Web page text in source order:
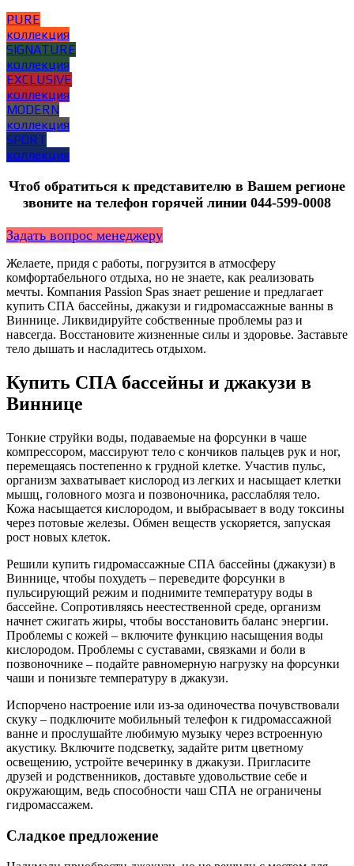
PURE
коллекция
SIGNATURE
коллекция
EXCLUSIVE
коллекция
MODERN
коллекция
SPORT
коллекция
Чтоб обратиться к представителю в Вашем регионе
звоните на телефон горячей линии ‎044-599-0008
Задать вопрос менеджеру
Желаете, придя с работы, погрузится в атмосферу
комфортабельного отдыха, но не знаете, как реализовать
мечты. Компания Passion Spas знает решение и предлагает
купить СПА бассейны, джакузи и гидромассажные ванны в
Виннице. Ликвидируйте собственные проблемы раз и
навсегда. Восстановите жизненные силы и здоровье. Заставьте
тело дышать и насладитесь отдыхом.
Купить СПА бассейны и джакузи в
Виннице
Тонкие струйки воды, подаваемые на форсунки в чаше
компрессором, массируют тело с кончиков пальцев рук и ног,
перемещаясь постепенно к грудной клетке. Участив пульс,
организм захватывает кислород из легких и насыщает клетки
мышц, головного мозга и позвоночника, расслабляя тело.
Кожа насыщается кислородом, и выбрасывает в воду токсины
через потовые железы. Обмен веществ ускоряется, запуская
рост новых клеток.
Решили купить гидромассажные СПА бассейны (джакузи) в
Виннице, чтобы похудеть – переведите форсунки в
пульсирующий режим и поднимите температуру воды в
бассейне. Сопротивляясь неестественной среде, организм
начнет сжигать жиры, чтобы восстановить баланс энергии.
Проблемы с кожей – включите функцию насыщения воды
кислородом. Проблемы с суставами, связками и боли в
позвоночнике – подайте равномерную нагрузку на форсунки
чаши и понизьте температуру в джакузи.
Испорчено настроение или из-за одиночества почувствовали
скуку – подключите мобильный телефон к гидромассажной
ванне и прослушайте любимую музыку через встроенную
акустику. Включите подсветку, задайте ритм цветному
освещению, устройте вечеринку в джакузи. Пригласите
друзей и родственников, доставьте удовольствие себе и
окружающим, ведь способности чаш СПА не ограничены
гидромассажем.
Сладкое предложение